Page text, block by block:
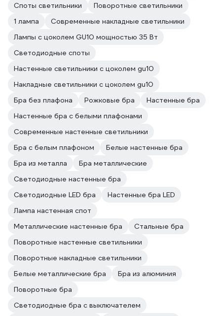
Споты светильники
Поворотные светильники
1 лампа
Современные накладные светильники
Лампы с цоколем GU10 мощностью 35 Вт
Светодиодные споты
Настенные светильники с цоколем gu10
Накладные светильники с цоколем gu10
Бра без плафона
Рожковые бра
Настенные бра
Настенные бра с белыми плафонами
Современные настенные светильники
Бра с белым плафоном
Белые настенные бра
Бра из металла
Бра металлические
Светодиодные настенные бра
Светодиодные LED бра
Настенные бра LED
Лампа настенная спот
Металлические настенные бра
Стальные бра
Поворотные настенные светильники
Поворотные накладные светильники
Белые металлические бра
Бра из алюминия
Поворотные бра
Светодиодные бра с выключателем